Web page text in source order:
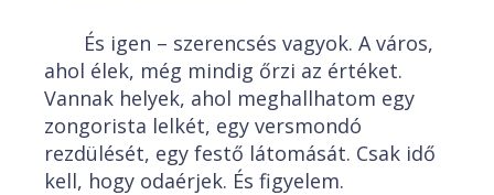
És igen – szerencsés vagyok. A város,
ahol élek, még mindig őrzi az értéket.
Vannak helyek, ahol meghallhatom egy
zongorista lelkét, egy versmondó
rezdülését, egy festő látomását. Csak idő
kell, hogy odaérjek. És figyelem.